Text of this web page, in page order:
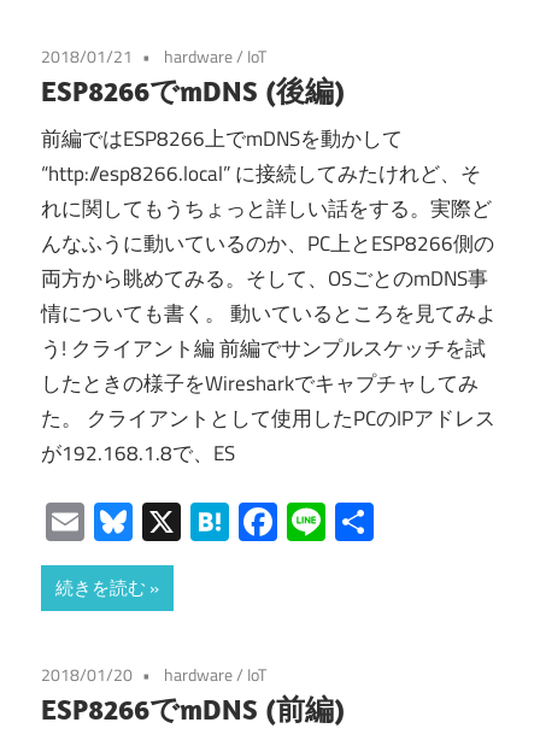
2018/01/21 hardware/ IoT
ESP8266でmDNS (後編)
前編ではESP8266上でmDNSを動かして
“http://esp8266.local” に接続してみたけれど、そ
れに関してもうちょっと詳しい話をする。実際ど
んなふうに動いているのか、PC上とESP8266側の
両方から眺めてみる。そして、OSごとのmDNS事
情についても書く。 動いているところを見てみよ
う! クライアント編 前編でサンプルスケッチを試
したときの様子をWiresharkでキャプチャしてみ
た。 クライアントとして使用したPCのIPアドレス
が192.168.1.8で、ES
EmailBluesky
X Hatena
Facebook
Line
続きを読む
2018/01/20 hardware/ IoT
ESP8266でmDNS (前編)